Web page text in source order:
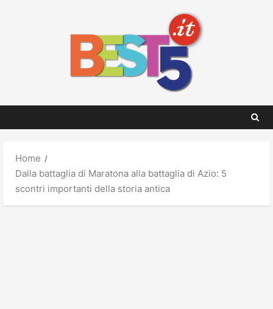
Home
Dalla battaglia di Maratona alla battaglia di Azio: 5
scontri importanti della storia antica